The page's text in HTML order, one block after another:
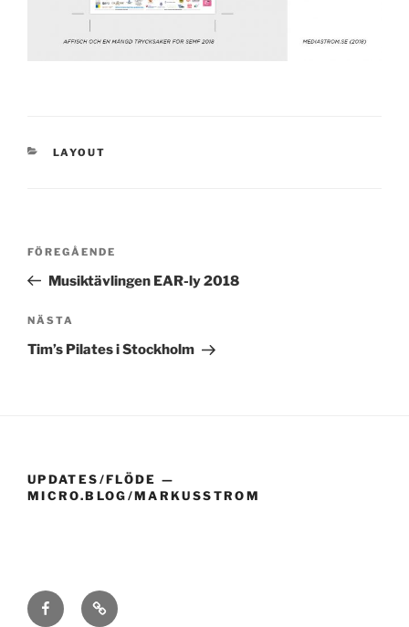
KATEGORIER
LAYOUT
Inläggsnavigering
Föregående
inlägg
FÖREGÅENDE
Musiktävlingen EAR-ly 2018
Nästa
inlägg
NÄSTA
Tim’s Pilates i Stockholm
UPDATES/FLÖDE —
MICRO.BLOG/MARKUSSTROM
FB RSS